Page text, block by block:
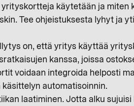
käytetään ja miten
Tee ohjeistuksesta lyhyt ja
on, että yritys käyttää
kanssa, joissa
voidaan integroida helposti
automatisoinnin.
laatiminen. Jotta alku sujuisi